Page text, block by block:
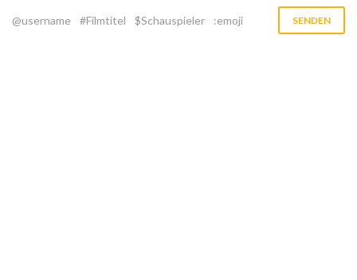
@username #Filmtitel $Schauspieler :emoji